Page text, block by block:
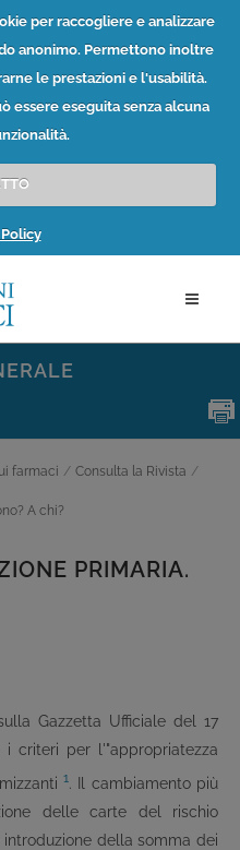
per raccogliere e analizzare
anonimo. Permettono inoltre
le prestazioni e l'usabilità.
essere eseguita senza alcuna
farmaci / Consulta la Rivista /
A chi?
PRIMARIA.
Gazzetta Ufficiale del 17
i criteri per l'"appropriatezza
1. Il cambiamento più
delle carte del rischio
della somma dei